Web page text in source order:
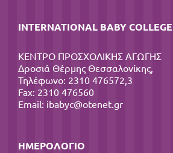
INTERNATIONAL BABY COLLEGE
ΚΕΝΤΡΟ ΠΡΟΣΧΟΛΙΚΗΣ ΑΓΩΓΗΣ
Δροσιά Θέρμης Θεσσαλονίκης,
Τηλέφωνο: 2310 476572,3
Fax: 2310 476560
Email: ibabyc@otenet.gr
ΗΜΕΡΟΛΌΓΙΟ